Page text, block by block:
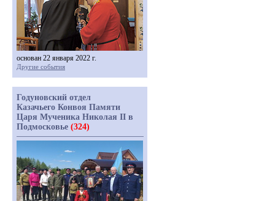
основан 22 января 2022 г.
Другие события
Годуновский отдел
Казачьего Конвоя Памяти
Царя Мученика Николая II в
Подмосковье (324)